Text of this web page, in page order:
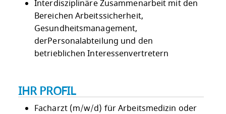
Interdisziplinäre Zusammenarbeit mit den
Bereichen Arbeitssicherheit,
Gesundheitsmanagement,
derPersonalabteilung und den
betrieblichen Interessenvertretern
IHR PROFIL
Facharzt (m/w/d) für Arbeitsmedizin oder